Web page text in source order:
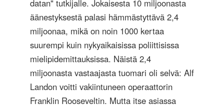
datan" tutkijalle. Jokaisesta 10 miljoonasta
äänestyksestä palasi hämmästyttävä 2,4
miljoonaa, mikä on noin 1000 kertaa
suurempi kuin nykyaikaisissa poliittisissa
mielipidemittauksissa. Näistä 2,4
miljoonasta vastaajasta tuomari oli selvä: Alf
Landon voitti vakiintuneen operaattorin
Franklin Rooseveltin. Mutta itse asiassa